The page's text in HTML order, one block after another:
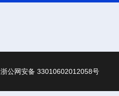
浙公网安备 33010602012058号